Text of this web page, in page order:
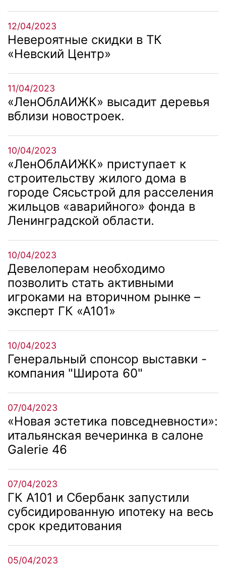
12/04/2023
Невероятные скидки в ТК
«Невский Центр»
11/04/2023
«ЛенОблАИЖК» высадит деревья
вблизи новостроек.
10/04/2023
«ЛенОблАИЖК» приступает к
строительству жилого дома в
городе Сясьстрой для расселения
жильцов «аварийного» фонда в
Ленинградской области.
10/04/2023
Девелоперам необходимо
позволить стать активными
игроками на вторичном рынке –
эксперт ГК «А101»
10/04/2023
Генеральный спонсор выставки -
компания "Широта 60"
07/04/2023
«Новая эстетика повседневности»:
итальянская вечеринка в салоне
Galerie 46
07/04/2023
ГК А101 и Сбербанк запустили
субсидированную ипотеку на весь
срок кредитования
05/04/2023